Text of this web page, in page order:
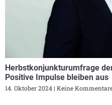
Herbstkonjunkturumfrage
Positive Impulse bleiben aus
14. Oktober 2024 Keine